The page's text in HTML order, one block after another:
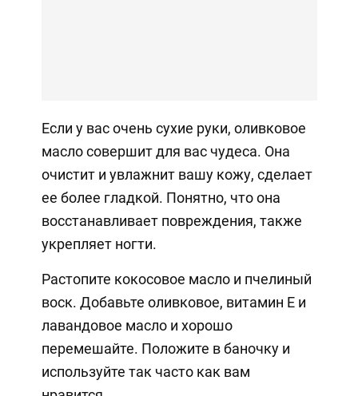
Если у вас очень сухие руки, оливковое
масло совершит для вас чудеса. Она
очистит и увлажнит вашу кожу, сделает
ее более гладкой. Понятно, что она
восстанавливает повреждения, также
укрепляет ногти.
Растопите кокосовое масло и пчелиный
воск. Добавьте оливковое, витамин Е и
лавандовое масло и хорошо
перемешайте. Положите в баночку и
используйте так часто как вам